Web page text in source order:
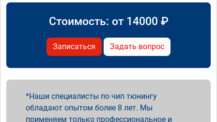
Стоимость: от 14000 ₽
Записаться Задать вопрос
Наши специалисты по чип тюнингу
обладают опытом более 8 лет. Мы
применяем только профессиональное и